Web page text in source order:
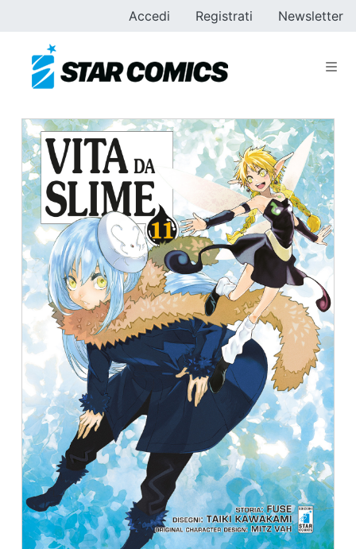
Accedi Registrati Newsletter